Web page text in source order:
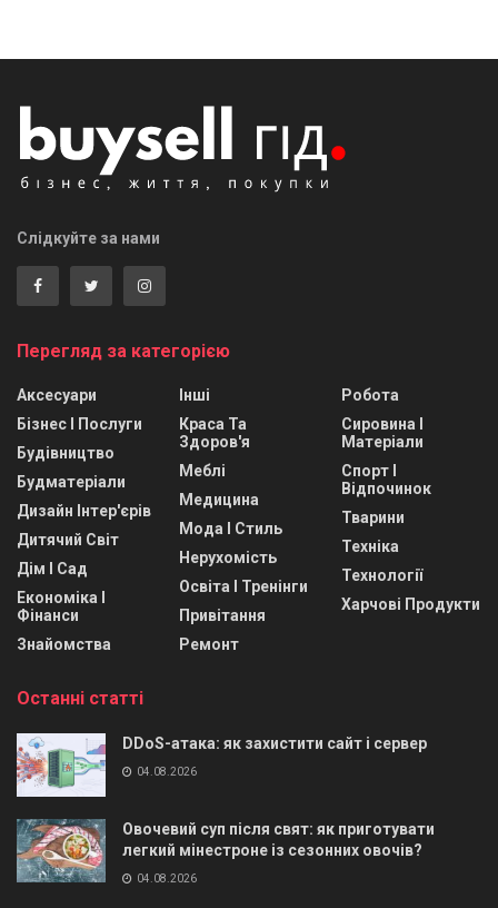
Слідкуйте за нами
Перегляд за категорією
Аксесуари
Бізнес І Послуги
Будівництво
Будматеріали
Дизайн Інтер'єрів
Дитячий Світ
Дім І Сад
Економіка І
Фінанси
Знайомства
Інші
Краса Та
Здоров'я
Меблі
Медицина
Мода І Стиль
Нерухомість
Освіта І Тренінги
Привітання
Ремонт
Робота
Сировина І
Матеріали
Спорт І
Відпочинок
Тварини
Техніка
Технології
Харчові Продукти
Останні статті
DDoS-атака: як захистити сайт і сервер
04.08.2026
Овочевий суп після свят: як приготувати
легкий мінестроне із сезонних овочів?
04.08.2026